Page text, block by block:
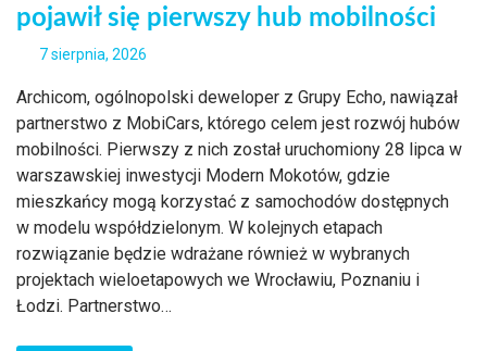
pojawił się pierwszy hub mobilności
7 sierpnia, 2026
Archicom, ogólnopolski deweloper z Grupy Echo, nawiązał
partnerstwo z MobiCars, którego celem jest rozwój hubów
mobilności. Pierwszy z nich został uruchomiony 28 lipca w
warszawskiej inwestycji Modern Mokotów, gdzie
mieszkańcy mogą korzystać z samochodów dostępnych
w modelu współdzielonym. W kolejnych etapach
rozwiązanie będzie wdrażane również w wybranych
projektach wieloetapowych we Wrocławiu, Poznaniu i
Łodzi. Partnerstwo…